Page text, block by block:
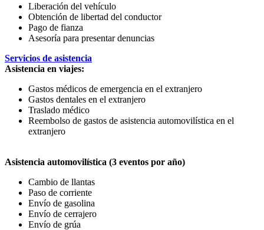
Liberación del vehículo
Obtención de libertad del conductor
Pago de fianza
Asesoría para presentar denuncias
Servicios de asistencia
Asistencia en viajes:
Gastos médicos de emergencia en el extranjero
Gastos dentales en el extranjero
Traslado médico
Reembolso de gastos de asistencia automovilística en el
extranjero
Asistencia automovilística (3 eventos por año)
Cambio de llantas
Paso de corriente
Envío de gasolina
Envío de cerrajero
Envío de grúa